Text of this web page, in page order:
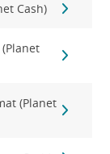
Cash)
(Planet